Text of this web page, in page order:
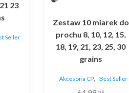
23
Seller
Zestaw 10 miarek do
prochu 8, 10, 12, 15,
18, 19, 21, 23, 25, 30
grains
Akcesoria CP, Best Seller